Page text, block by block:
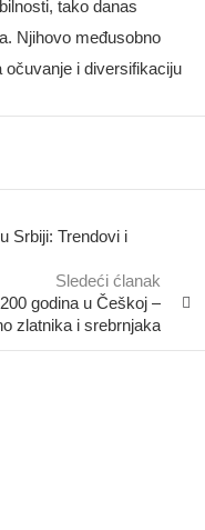
tako danas
Njihovo međusobno
očuvanje i diversifikaciju
Srbiji: Trendovi i
Sledeći ćlanak
godina u Češkoj –
zlatnika i srebrnjaka